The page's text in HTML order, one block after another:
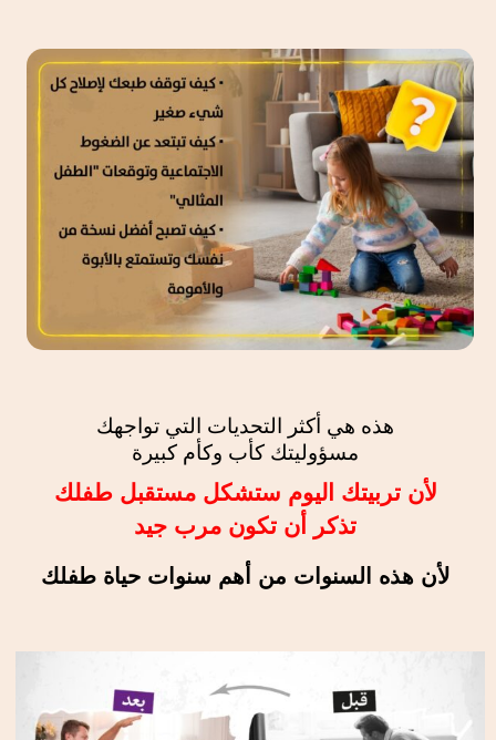
هذه هي أكثر التحديات التي تواجهك
مسؤوليتك كأب وكأم كبيرة
لأن تربيتك اليوم ستشكل مستقبل طفلك
تذكر أن تكون مرب جيد
لأن هذه السنوات من أهم سنوات حياة طفلك